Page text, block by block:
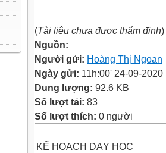
(Tài liệu chưa được thẩm định)
Nguồn:
Người gửi: Hoàng Thị Ngoan
Ngày gửi: 11h:00' 24-09-2020
Dung lượng: 92.6 KB
Số lượt tải: 83
Số lượt thích: 0 người
KẾ HOẠCH DẠY HỌC